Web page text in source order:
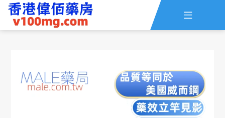

資訊 線上留言